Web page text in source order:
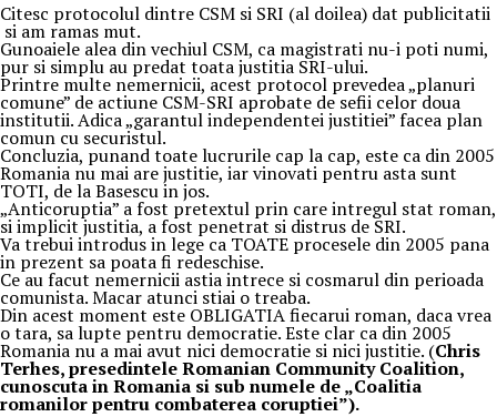
Citesc protocolul dintre CSM si SRI (al doilea) dat publicitatii
si am ramas mut.
Gunoaiele alea din vechiul CSM, ca magistrati nu-i poti numi,
pur si simplu au predat toata justitia SRI-ului.
Printre multe nemernicii, acest protocol prevedea „planuri
comune” de actiune CSM-SRI aprobate de sefii celor doua
institutii. Adica „garantul independentei justitiei” facea plan
comun cu securistul.
Concluzia, punand toate lucrurile cap la cap, este ca din 2005
Romania nu mai are justitie, iar vinovati pentru asta sunt
TOTI, de la Basescu in jos.
„Anticoruptia” a fost pretextul prin care intregul stat roman,
si implicit justitia, a fost penetrat si distrus de SRI.
Va trebui introdus in lege ca TOATE procesele din 2005 pana
in prezent sa poata fi redeschise.
Ce au facut nemernicii astia intrece si cosmarul din perioada
comunista. Macar atunci stiai o treaba.
Din acest moment este OBLIGATIA fiecarui roman, daca vrea
o tara, sa lupte pentru democratie. Este clar ca din 2005
Romania nu a mai avut nici democratie si nici justitie. (Chris
Terhes, presedintele Romanian Community Coalition,
cunoscuta in Romania si sub numele de „Coalitia
romanilor pentru combaterea coruptiei”).